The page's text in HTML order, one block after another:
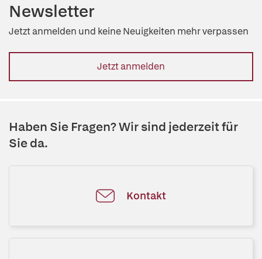
Newsletter
Jetzt anmelden und keine Neuigkeiten mehr verpassen
Jetzt anmelden
Haben Sie Fragen? Wir sind jederzeit für
Sie da.
Kontakt